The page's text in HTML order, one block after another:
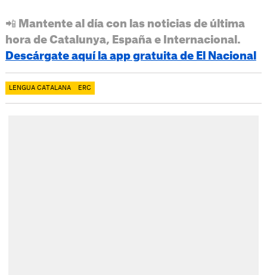
📲 Mantente al día con las noticias de última
hora de Catalunya, España e Internacional.
Descárgate aquí la app gratuita de El Nacional
LENGUA CATALANA ERC